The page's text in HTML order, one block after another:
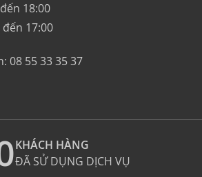
18:00
17:00
08 55 33 35 37
KHÁCH HÀNG
ĐÃ SỬ DỤNG DỊCH VỤ